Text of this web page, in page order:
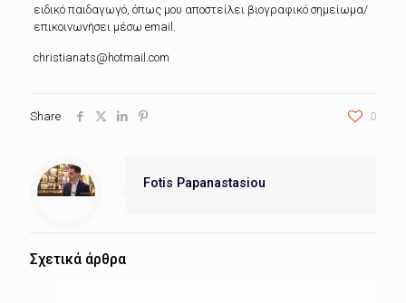
ειδικό παιδαγωγό, όπως μου αποστείλει βιογραφικό σημείωμα/
επικοινωνήσει μέσω email.
christianats@hotmail.com
Share 0
Fotis Papanastasiou
Σχετικά άρθρα